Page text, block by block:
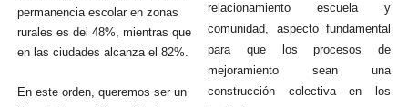
permanencia escolar en zonas
rurales es del 48%, mientras que
en las ciudades alcanza el 82%.
En este orden, queremos ser un
relacionamiento escuela y
comunidad, aspecto fundamental
para que los procesos de
mejoramiento sean una
construcción colectiva en los